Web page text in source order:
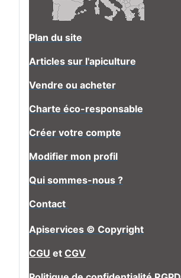
Plan du site
Articles sur l'apiculture
Vendre ou acheter
Charte éco-responsable
Créer votre compte
Modifier mon profil
Qui sommes-nous ?
Contact
Apiservices © Copyright
CGU et CGV